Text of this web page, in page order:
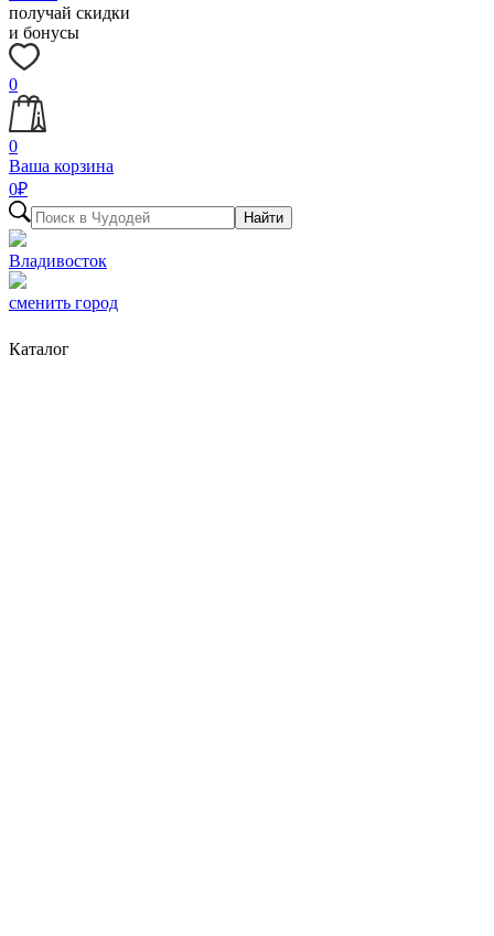
получай скидки
и бонусы
0
0
Ваша корзина
0₽
Найти
Владивосток
сменить город
Каталог